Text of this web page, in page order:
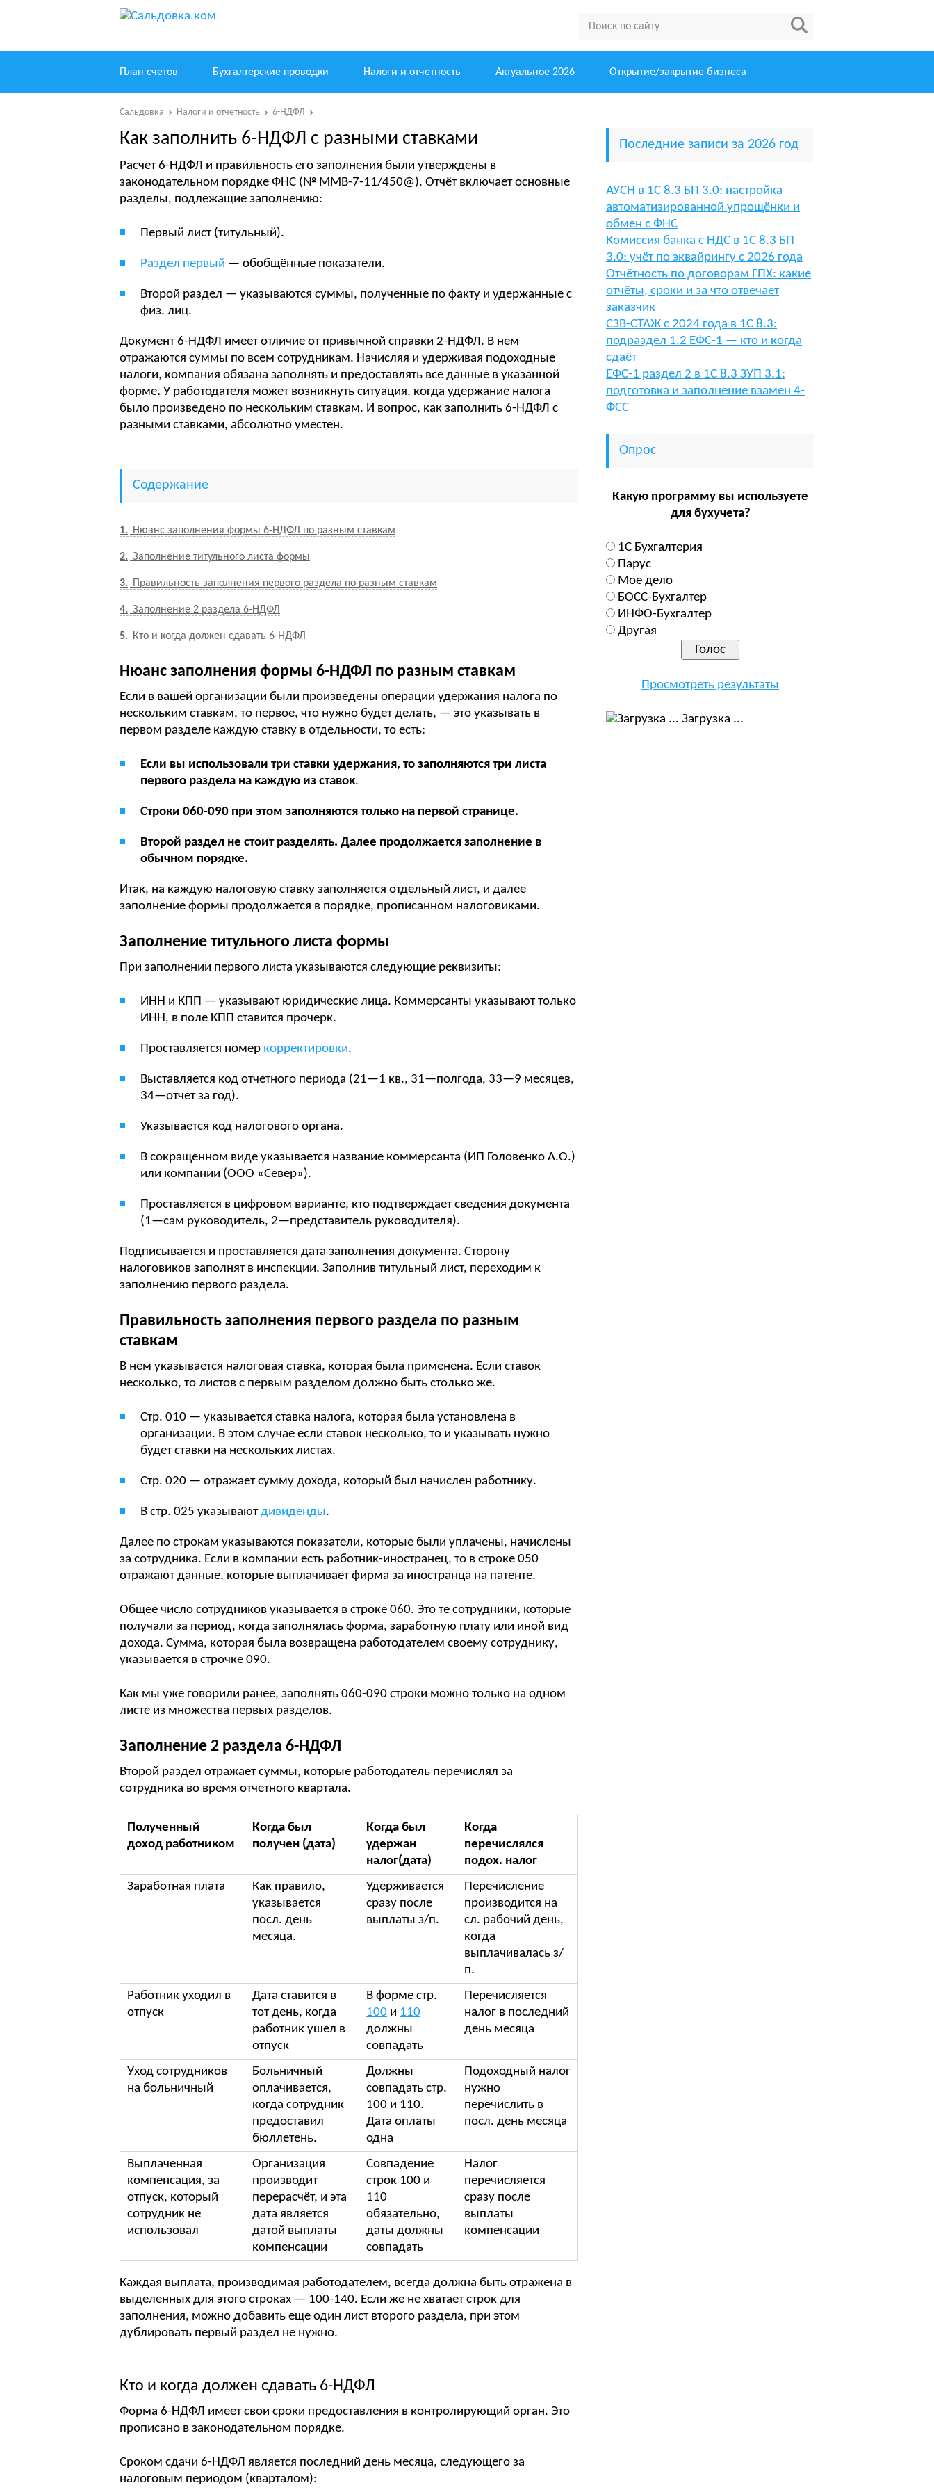
План счетов Бухгалтерские проводки Налоги и отчетность Актуальное 2026 Открытие/закрытие бизнеса
Сальдовка Налоги и отчетность 6-НДФЛ
Как заполнить 6-НДФЛ с разными ставками
Расчет 6-НДФЛ и правильность его заполнения были утверждены в
законодательном порядке ФНС (№ ММВ-7-11/450@). Отчёт включает основные
разделы, подлежащие заполнению:
Первый лист (титульный).
Раздел первый — обобщённые показатели.
Второй раздел — указываются суммы, полученные по факту и удержанные с
физ. лиц.
Документ 6-НДФЛ имеет отличие от привычной справки 2-НДФЛ. В нем
отражаются суммы по всем сотрудникам. Начисляя и удерживая подоходные
налоги, компания обязана заполнять и предоставлять все данные в указанной
форме. У работодателя может возникнуть ситуация, когда удержание налога
было произведено по нескольким ставкам. И вопрос, как заполнить 6-НДФЛ с
разными ставками, абсолютно уместен.
Содержание
1 Нюанс заполнения формы 6-НДФЛ по разным ставкам
2 Заполнение титульного листа формы
3 Правильность заполнения первого раздела по разным ставкам
4 Заполнение 2 раздела 6-НДФЛ
5 Кто и когда должен сдавать 6-НДФЛ
Нюанс заполнения формы 6-НДФЛ по разным ставкам
Если в вашей организации были произведены операции удержания налога по
нескольким ставкам, то первое, что нужно будет делать, — это указывать в
первом разделе каждую ставку в отдельности, то есть:
Если вы использовали три ставки удержания, то заполняются три листа
первого раздела на каждую из ставок.
Строки 060-090 при этом заполняются только на первой странице.
Второй раздел не стоит разделять. Далее продолжается заполнение в
обычном порядке.
Итак, на каждую налоговую ставку заполняется отдельный лист, и далее
заполнение формы продолжается в порядке, прописанном налоговиками.
Заполнение титульного листа формы
При заполнении первого листа указываются следующие реквизиты:
ИНН и КПП — указывают юридические лица. Коммерсанты указывают только
ИНН, в поле КПП ставится прочерк.
Проставляется номер корректировки.
Выставляется код отчетного периода (21—1 кв., 31—полгода, 33—9 месяцев,
34—отчет за год).
Указывается код налогового органа.
В сокращенном виде указывается название коммерсанта (ИП Головенко А.О.)
или компании (ООО «Север»).
Проставляется в цифровом варианте, кто подтверждает сведения документа
(1—сам руководитель, 2—представитель руководителя).
Подписывается и проставляется дата заполнения документа. Сторону
налоговиков заполнят в инспекции. Заполнив титульный лист, переходим к
заполнению первого раздела.
Правильность заполнения первого раздела по разным
ставкам
В нем указывается налоговая ставка, которая была применена. Если ставок
несколько, то листов с первым разделом должно быть столько же.
Стр. 010 — указывается ставка налога, которая была установлена в
организации. В этом случае если ставок несколько, то и указывать нужно
будет ставки на нескольких листах.
Стр. 020 — отражает сумму дохода, который был начислен работнику.
В стр. 025 указываютдивиденды.
Далее по строкам указываются показатели, которые были уплачены, начислены
за сотрудника. Если в компании есть работник-иностранец, то в строке 050
отражают данные, которые выплачивает фирма за иностранца на патенте.
Общее число сотрудников указывается в строке 060. Это те сотрудники, которые
получали за период, когда заполнялась форма, заработную плату или иной вид
дохода. Сумма, которая была возвращена работодателем своему сотруднику,
указывается в строчке 090.
Как мы уже говорили ранее, заполнять 060-090 строки можно только на одном
листе из множества первых разделов.
Заполнение 2 раздела 6-НДФЛ
Второй раздел отражает суммы, которые работодатель перечислял за
сотрудника во время отчетного квартала.
Полученный
доход работником
Когда был
получен (дата)
Когда был
удержан
налог(дата)
Когда
перечислялся
подох. налог
Заработная плата
Как правило,
указывается
посл. день
месяца.
Удерживается
сразу после
выплаты з/п.
Перечисление
производится на
сл. рабочий день,
когда
выплачивалась з/
п.
Работник уходил в
отпуск
Дата ставится в
тот день, когда
работник ушел в
отпуск
В форме стр.
100 и 110
должны
совпадать
Перечисляется
налог в последний
день месяца
Уход сотрудников
на больничный
Больничный
оплачивается,
когда сотрудник
предоставил
бюллетень.
Должны
совпадать стр.
100 и 110.
Дата оплаты
одна
Подоходный налог
нужно
перечислить в
посл. день месяца
Выплаченная
компенсация, за
отпуск, который
сотрудник не
использовал
Организация
производит
перерасчёт, и эта
дата является
датой выплаты
компенсации
Совпадение
строк 100 и
110
обязательно,
даты должны
совпадать
Налог
перечисляется
сразу после
выплаты
компенсации
Каждая выплата, производимая работодателем, всегда должна быть отражена в
выделенных для этого строках — 100-140. Если же не хватает строк для
заполнения, можно добавить еще один лист второго раздела, при этом
дублировать первый раздел не нужно.
Кто и когда должен сдавать 6-НДФЛ
Форма 6-НДФЛ имеет свои сроки предоставления в контролирующий орган. Это
прописано в законодательном порядке.
Сроком сдачи 6-НДФЛ является последний день месяца, следующего за
налоговым периодом (кварталом):
Последние записи за 2026 год
АУСН в 1С 8.3 БП 3.0: настройка
автоматизированной упрощёнки и
обмен с ФНС
Комиссия банка с НДС в 1С 8.3 БП
3.0: учёт по эквайрингу с 2026 года
Отчётность по договорам ГПХ: какие
отчёты, сроки и за что отвечает
заказчик
СЗВ-СТАЖ с 2024 года в 1С 8.3:
подраздел 1.2 ЕФС-1 — кто и когда
сдаёт
ЕФС-1 раздел 2 в 1С 8.3 ЗУП 3.1:
подготовка и заполнение взамен 4-
ФСС
Опрос
Какую программу вы используете
для бухучета?
1С Бухгалтерия
Парус
Мое дело
БОСС-Бухгалтер
ИНФО-Бухгалтер
Другая
Просмотреть результаты
Загрузка ...